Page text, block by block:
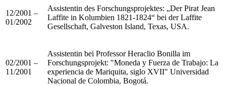
12/2001 –
01/2002
Assistentin des Forschungsprojektes: „Der Pirat Jean
Laffite in Kolumbien 1821-1824“ bei der Laffite
Gesellschaft, Galveston Island, Texas, USA.
02/2001 –
11/2001
Assistentin bei Professor Heraclio Bonilla im
Forschungsprojekt: "Moneda y Fuerza de Trabajo: La
experiencia de Mariquita, siglo XVII" Universidad
Nacional de Colombia, Bogotá.